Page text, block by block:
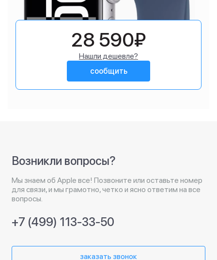
28 590₽
Нашли дешевле?
сообщить
Возникли вопросы?
Мы знаем об Apple все! Позвоните или оставьте номер
для связи, и мы грамотно, четко и ясно ответим на все
вопросы.
+7 (499) 113-33-50
заказать звонок